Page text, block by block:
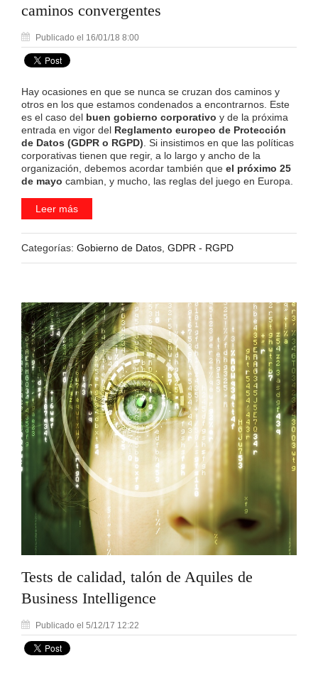
caminos convergentes
Publicado el 16/01/18 8:00
Hay ocasiones en que se nunca se cruzan dos caminos y
otros en los que estamos condenados a encontrarnos. Este
es el caso del buen gobierno corporativo y de la próxima
entrada en vigor del Reglamento europeo de Protección
de Datos (GDPR o RGPD) . Si insistimos en que las políticas
corporativas tienen que regir, a lo largo y ancho de la
organización, debemos acordar también que el próximo 25
de mayo cambian, y mucho, las reglas del juego en Europa.
Leer más
Categorías: Gobierno de Datos GDPR - RGPD
Tests de calidad, talón de Aquiles de
Business Intelligence
Publicado el 5/12/17 12:22